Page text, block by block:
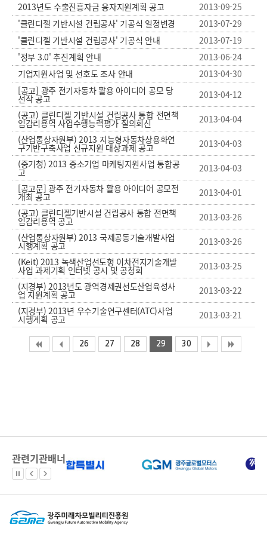
2013년도 수출진흥자금 융자지원계획 공고
2013-09-25
'클린디젤 기반시설 건립공사' 기공식 일정변경
2013-07-29
'클린디젤 기반시설 건립공사' 기공식 안내
2013-07-19
'정부 3.0' 추진계획 안내
2013-06-24
기업지원사업 및 선호도 조사 안내
2013-04-30
[공고] 광주 전기자동차 활용 아이디어 공모 당
선작 공고
2013-04-12
(공고) 클린디젤 기반시설 건립공사 통합 전면책
임감리용역 사업수행능력평가 질의회신
2013-04-04
(산업통상자원부) 2013 지능형자동차상용화연
구기반구축사업 신규지원 대상과제 공고
2013-04-03
(중기청) 2013 중소기업 마케팅지원사업 통합공
고
2013-04-03
[공고문] 광주 전기자동차 활용 아이디어 공모전
개최 공고
2013-04-01
(공고) 클린디젤기반시설 건립공사 통합 전면책
임감리용역 공고
2013-03-26
(산업통상자원부) 2013 국제공동기술개발사업
시행계획 공고
2013-03-26
(Keit) 2013 녹색산업선도형 이차전지기술개발
사업 과제기획 인터넷 공시 및 공청회
2013-03-25
(지경부) 2013년도 광역경제권선도산업육성사
업 지원계획 공고
2013-03-22
(지경부) 2013년 우수기술연구센터(ATC)사업
시행계획 공고 2013-03-21
26 27 28 29 30
관련기관배너